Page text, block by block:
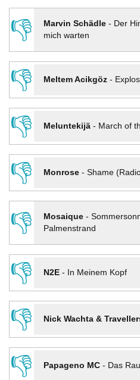
👎 Marvin Schädle- Der
mich warten
👎
Meltem Acikgöz-
👎
Meluntekijä- March of
👎
Monrose- Shame
👎
Mosaique-
Palmenstrand
👎
N2E- In Meinem Kopf
👎
Nick Wachta &
👎
Papageno MC- Das